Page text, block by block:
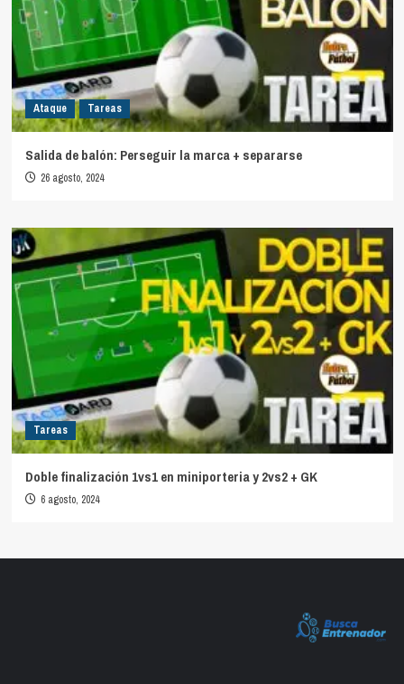
Ataque Tareas
Salida de balón: Perseguir la marca + separarse
26 agosto, 2024
Tareas
Doble finalización 1vs1 en miniporteria y 2vs2 + GK
6 agosto, 2024